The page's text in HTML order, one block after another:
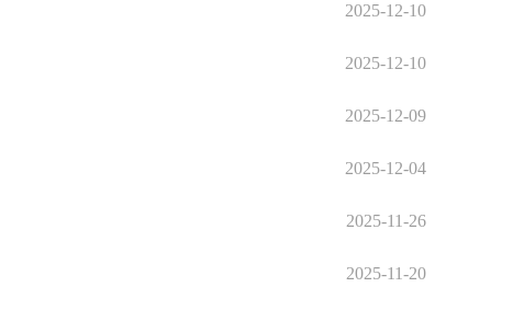
2025-12-10
2025-12-10
2025-12-09
2025-12-04
2025-11-26
2025-11-20